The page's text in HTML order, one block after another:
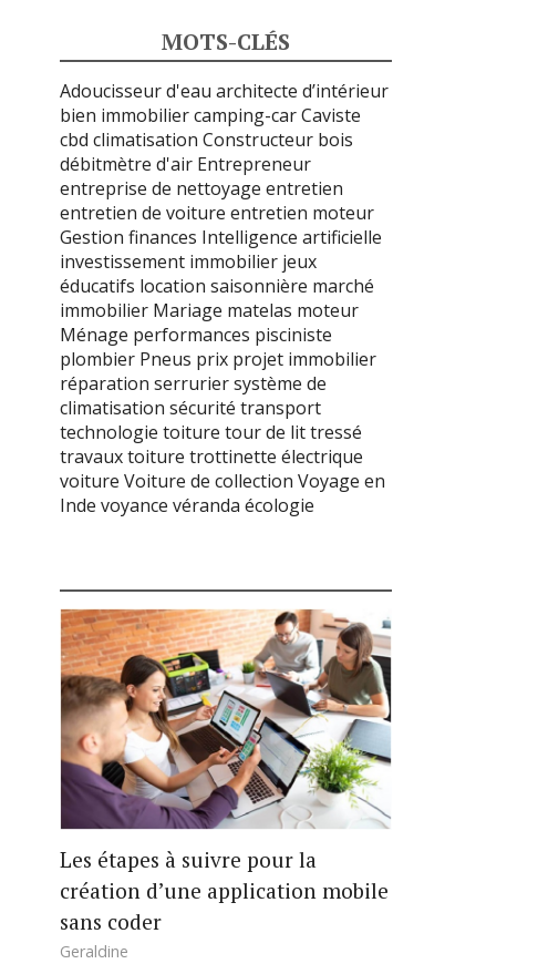
MOTS-CLÉS
Adoucisseur d'eau architecte d’intérieur
bien immobiliercamping-carCaviste
cbd climatisation Constructeur bois
débitmètre d'air Entrepreneur
entreprise de nettoyage entretien
entretien de voiture entretien moteur
Gestion finances Intelligence artificielle
investissement immobilier jeux
éducatifs location saisonnière marché
immobilier Mariage matelas moteur
Ménage performances pisciniste
plombier Pneus prix projet immobilier
réparation serruriersystème de
climatisation sécurité transport
technologie toiture tour de lit tressé
travaux toiture trottinette électrique
voiture Voiture de collection Voyage en
Inde voyance véranda écologie
Les étapes à suivre pour la
création d’une application mobile
sans coder
Geraldine